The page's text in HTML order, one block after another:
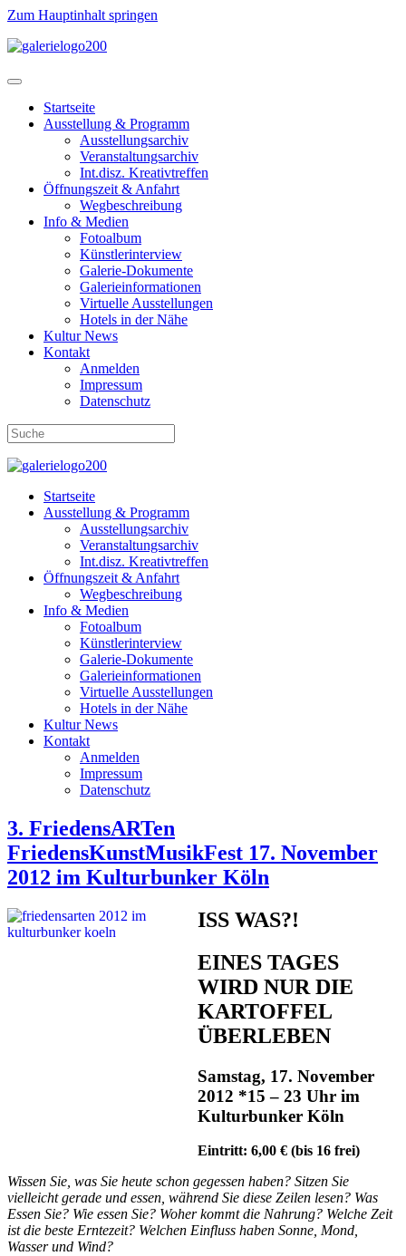
Zum Hauptinhalt springen
Startseite
Ausstellung & Programm
Ausstellungsarchiv
Veranstaltungsarchiv
Int.disz. Kreativtreffen
Öffnungszeit & Anfahrt
Wegbeschreibung
Info & Medien
Fotoalbum
Künstlerinterview
Galerie-Dokumente
Galerieinformationen
Virtuelle Ausstellungen
Hotels in der Nähe
Kultur News
Kontakt
Anmelden
Impressum
Datenschutz
Startseite
Ausstellung & Programm
Ausstellungsarchiv
Veranstaltungsarchiv
Int.disz. Kreativtreffen
Öffnungszeit & Anfahrt
Wegbeschreibung
Info & Medien
Fotoalbum
Künstlerinterview
Galerie-Dokumente
Galerieinformationen
Virtuelle Ausstellungen
Hotels in der Nähe
Kultur News
Kontakt
Anmelden
Impressum
Datenschutz
3. FriedensARTen
FriedensKunstMusikFest 17. November
2012 im Kulturbunker Köln
ISS WAS?!
EINES TAGES
WIRD NUR DIE
KARTOFFEL
ÜBERLEBEN
Samstag, 17. November
2012 *15 – 23 Uhr im
Kulturbunker Köln
Eintritt: 6,00 € (bis 16 frei)
Wissen Sie, was Sie heute schon gegessen haben? Sitzen Sie
vielleicht gerade und essen, während Sie diese Zeilen lesen? Was
Essen Sie? Wie essen Sie? Woher kommt die Nahrung? Welche Zeit
ist die beste Erntezeit? Welchen Einfluss haben Sonne, Mond,
Wasser und Wind?